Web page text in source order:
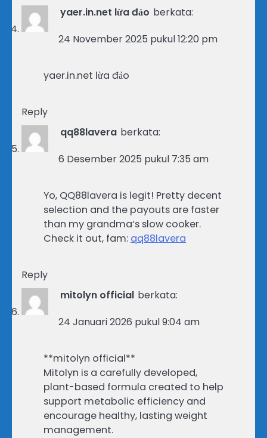
yaer.in.net lừa đảo berkata:
24 November 2025 pukul 12:20 pm
yaer.in.net lừa đảo
Reply
qq88lavera berkata:
6 Desember 2025 pukul 7:35 am
Yo, QQ88lavera is legit! Pretty decent
selection and the payouts are faster
than my grandma’s slow cooker.
Check it out, fam: qq88lavera
Reply
mitolyn official berkata:
24 Januari 2026 pukul 9:04 am
**mitolyn official**
Mitolyn is a carefully developed,
plant-based formula created to help
support metabolic efficiency and
encourage healthy, lasting weight
management.